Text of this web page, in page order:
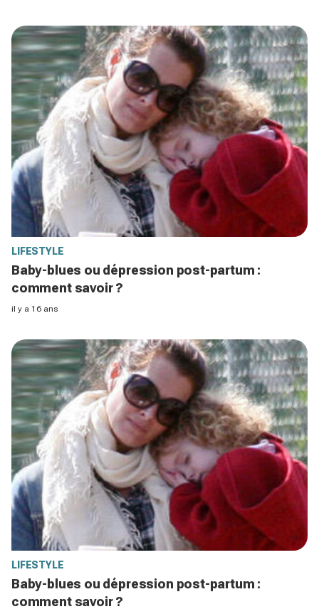
LIFESTYLE
Baby-blues ou dépression post-partum :
comment savoir ?
il y a 16 ans
LIFESTYLE
Baby-blues ou dépression post-partum :
comment savoir ?